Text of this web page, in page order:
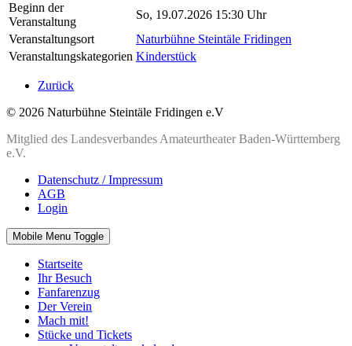
Beginn der
Veranstaltung
So, 19.07.2026 15:30 Uhr
Veranstaltungsort
Naturbühne Steintäle Fridingen
Veranstaltungskategorien Kinderstück
Zurück
© 2026 Naturbühne Steintäle Fridingen e.V
Mitglied des Landesverbandes Amateurtheater Baden-Württemberg
e.V.
Datenschutz / Impressum
AGB
Login
Mobile Menu Toggle
Startseite
Ihr Besuch
Fanfarenzug
Der Verein
Mach mit!
Stücke und Tickets